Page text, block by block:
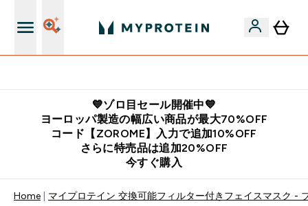
💙ゾロ目セール開催中💙
ヨーロッパ製造の幅広い商品が最大70%OFF
コード【ZOROME】入力で追加10%OFF
さらに特売品は追加20%OFF
今すぐ購入
Home マイプロテイン 交換可能フィルター付きフェイスマスク -